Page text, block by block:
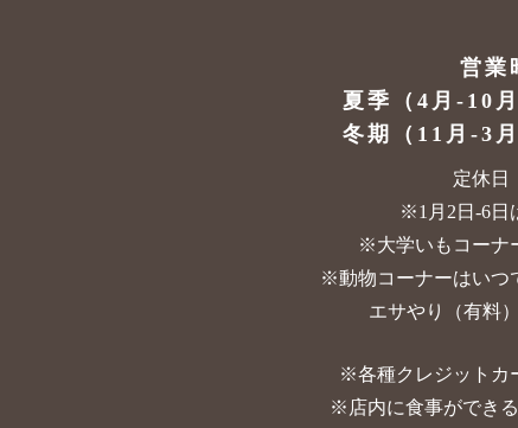
営業
夏季（4月-10月
冬期（11月-3月
定休
※1月2日-6日
※大学いもコーナ
※動物コーナーはいつ
エサやり（有料
※各種クレジットカ
※店内に食事ができ